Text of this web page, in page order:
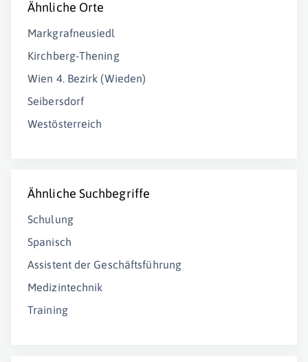
Ähnliche Orte
Markgrafneusiedl
Kirchberg-Thening
Wien 4. Bezirk (Wieden)
Seibersdorf
Westösterreich
Ähnliche Suchbegriffe
Schulung
Spanisch
Assistent der Geschäftsführung
Medizintechnik
Training